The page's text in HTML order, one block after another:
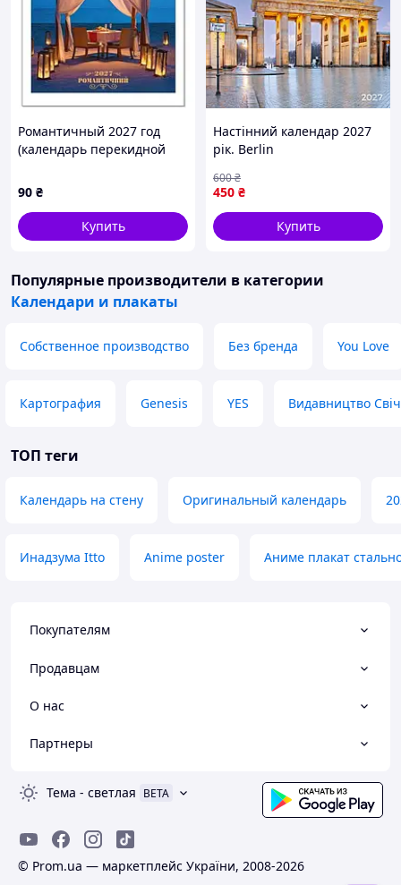
Романтичный 2027 год
(календарь перекидной
90 ₴
Купить
Настінний календар 2027
рік. Berlin
450 ₴
600₴
Купить
Популярные производители в категории
Календари и плакаты
Собственное производство Без бренда You Love
Картография Genesis YES Видавництво
ТОП теги
Календарь на стену Оригинальный календарь
Инадзума Itto Anime poster Аниме плакат
Покупателям
Продавцам
О нас
Партнеры
Тема - светлая BETA
© Prom.ua — маркетплейс України, 2008-2026